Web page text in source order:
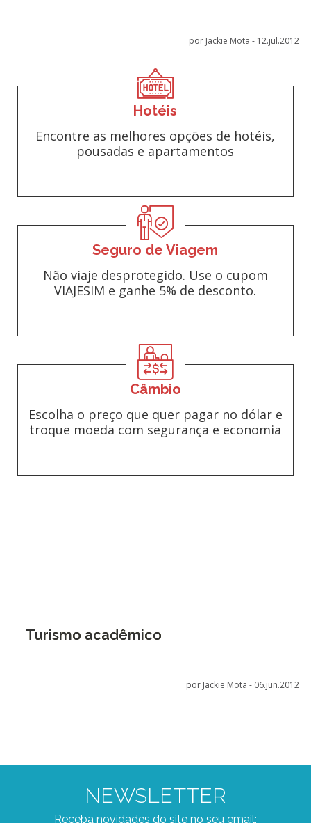
por Jackie Mota - 12.jul.2012
Hotéis
Encontre as melhores opções de hotéis,
pousadas e apartamentos
Seguro de Viagem
Não viaje desprotegido. Use o cupom
VIAJESIM e ganhe 5% de desconto.
Câmbio
Escolha o preço que quer pagar no dólar e
troque moeda com segurança e economia
Turismo acadêmico
por Jackie Mota - 06.jun.2012
NEWSLETTER
Receba novidades do site no seu email: